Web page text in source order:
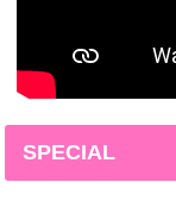
SPECIAL